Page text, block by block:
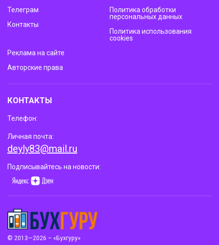
© 2013—2026 – «Бухгуру»
Телеграм
Контакты
Политика обработки
персональных данных
Политика использования
cookies
Реклама на сайте
Авторские права
КОНТАКТЫ
Телефон:
Личная почта:
deyly83@mail.ru
Подписывайтесь на новости: